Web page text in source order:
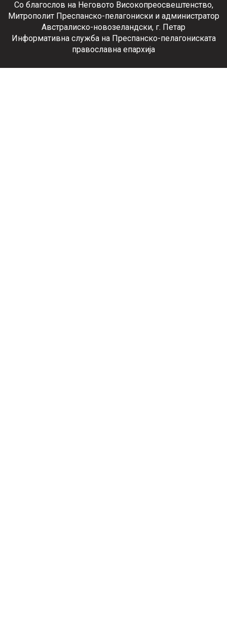
Со благослов на Неговото Високопреосвештенство,
Митрополит Преспанско-пелагониски и администратор
Австралиско-новозеландски, г. Петар
Информативна служба на Преспанско-пелагониската
православна епархија